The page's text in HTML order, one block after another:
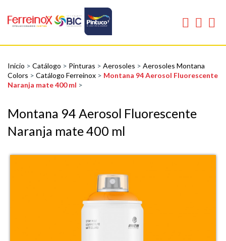
Inicio > Catálogo > Pinturas > Aerosoles > Aerosoles Montana
Colors > Catálogo Ferreinox > Montana 94 Aerosol Fluorescente
Naranja mate 400 ml >
Montana 94 Aerosol Fluorescente
Naranja mate 400 ml